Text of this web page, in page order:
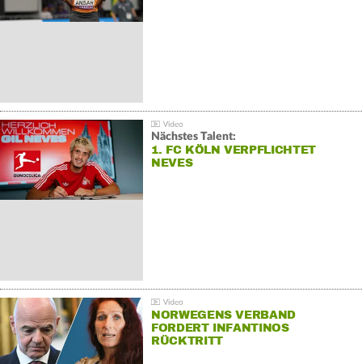
Nächstes Talent:
1. FC KÖLN VERPFLICHTET
NEVES
NORWEGENS VERBAND
FORDERT INFANTINOS
RÜCKTRITT